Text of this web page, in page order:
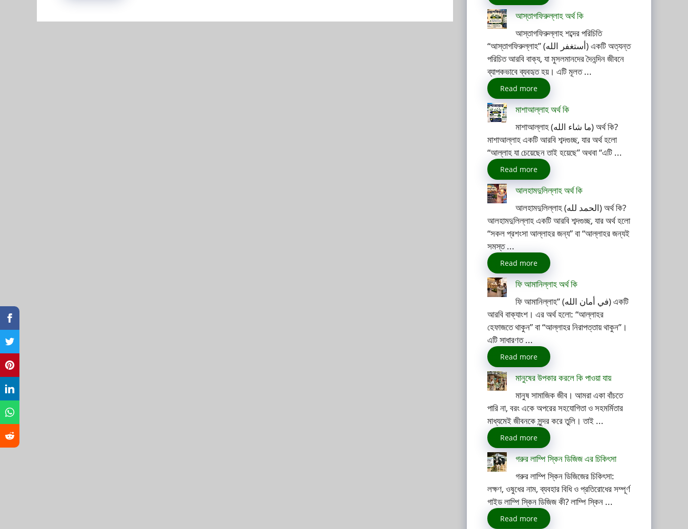
আস্তাগফিরুল্লাহ অর্থ কি
আস্তাগফিরুল্লাহ শব্দের পরিচিতি
“আস্তাগফিরুল্লাহ” (أستغفر الله) একটি অত্যন্ত
পরিচিত আরবি বাক্য, যা মুসলমানদের দৈনন্দিন জীবনে
ব্যাপকভাবে ব্যবহৃত হয়। এটি মূলত ...
Read more
মাশাআল্লাহ অর্থ কি
মাশাআল্লাহ (ما شاء الله) অর্থ কি?
মাশাআল্লাহ একটি আরবি শব্দগুচ্ছ, যার অর্থ হলো
“আল্লাহ যা চেয়েছেন তাই হয়েছে” অথবা “এটি ...
Read more
আলহামদুলিল্লাহ অর্থ কি
আলহামদুলিল্লাহ (الحمد لله) অর্থ কি?
আলহামদুলিল্লাহ একটি আরবি শব্দগুচ্ছ, যার অর্থ হলো
“সকল প্রশংসা আল্লাহর জন্য” বা “আল্লাহর জন্যই
সমস্ত ...
Read more
ফি আমানিল্লাহ অর্থ কি
ফি আমানিল্লাহ” (في أمان الله) একটি
আরবি বাক্যাংশ। এর অর্থ হলো: “আল্লাহর
হেফাজতে থাকুন” বা “আল্লাহর নিরাপত্তায় থাকুন”।
এটি সাধারণত ...
Read more
মানুষের উপকার করলে কি পাওয়া যায়
মানুষ সামাজিক জীব। আমরা একা বাঁচতে
পারি না, বরং একে অপরের সহযোগিতা ও সহমর্মিতার
মাধ্যমেই জীবনকে সুন্দর করে তুলি। তাই ...
Read more
গরুর লাম্পি স্কিন ডিজিজ এর চিকিৎসা
গরুর লাম্পি স্কিন ডিজিজের চিকিৎসা:
লক্ষণ, ওষুধের নাম, ব্যবহার বিধি ও প্রতিরোধের সম্পূর্ণ
গাইড লাম্পি স্কিন ডিজিজ কী? লাম্পি স্কিন ...
Read more